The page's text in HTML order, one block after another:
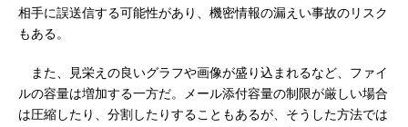
相手に誤送信する可能性があり、機密情報の漏えい事故のリスク
もある。
また、見栄えの良いグラフや画像が盛り込まれるなど、ファイ
ルの容量は増加する一方だ。メール添付容量の制限が厳しい場合
は圧縮したり、分割したりすることもあるが、そうした方法では